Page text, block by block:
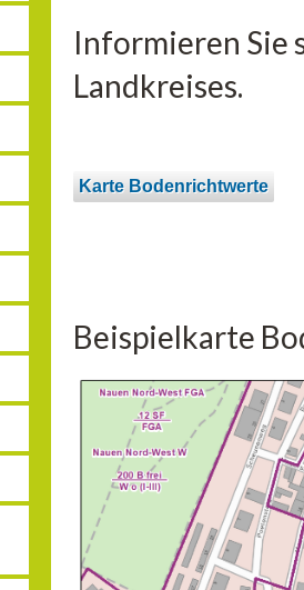
Informieren Sie
Landkreises.
Karte Bodenrichtwerte
Beispielkarte